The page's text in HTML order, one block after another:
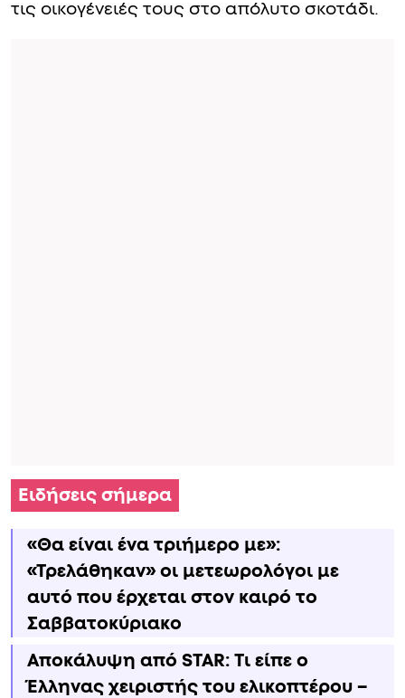
τις οικογένειές τους στο απόλυτο σκοτάδι.
Ειδήσεις σήμερα
«Θα είναι ένα τριήμερο με»:
«Τρελάθηκαν» οι μετεωρολόγοι με
αυτό που έρχεται στον καιρό το
Σαββατοκύριακο
Αποκάλυψη από STAR: Τι είπε ο
Έλληνας χειριστής του ελικοπτέρου –